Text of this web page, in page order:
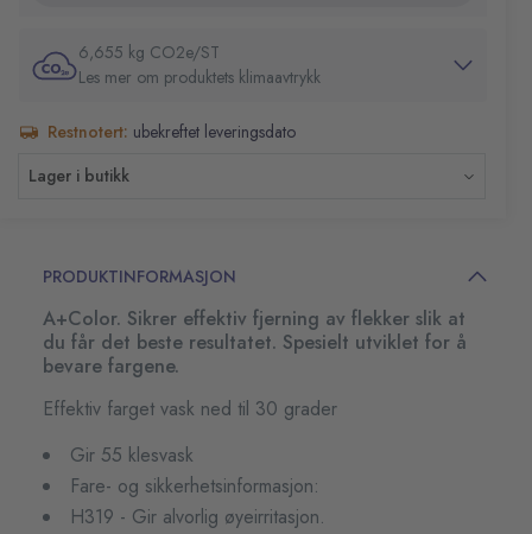
6,655 kg CO2e/ST
Les mer om produktets klimaavtrykk
Restnotert: ubekreftet leveringsdato
Lager i butikk
PRODUKTINFORMASJON
A+Color. Sikrer effektiv fjerning av flekker slik at
du får det beste resultatet. Spesielt utviklet for å
bevare fargene.
Effektiv farget vask ned til 30 grader
Gir 55 klesvask
Fare- og sikkerhetsinformasjon:
H319 - Gir alvorlig øyeirritasjon.